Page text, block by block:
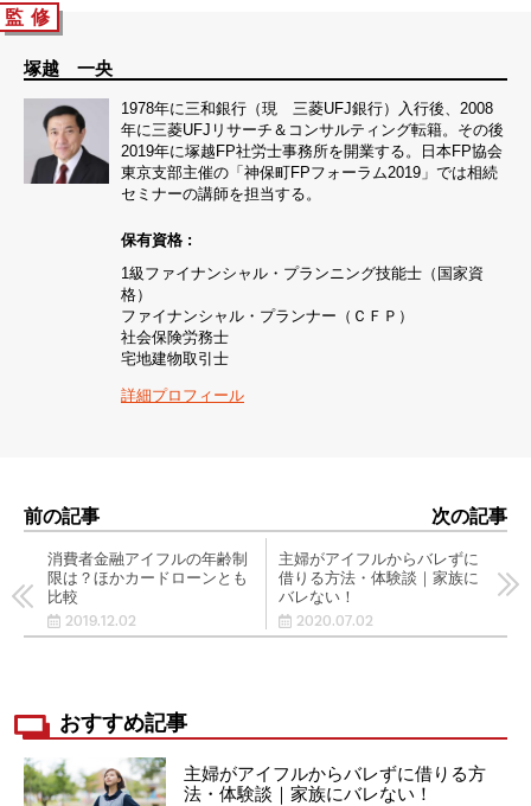
監 修
塚越 一央
1978年に三和銀行（現 三菱UFJ銀行）入行後、2008
年に三菱UFJリサーチ＆コンサルティング転籍。その後
2019年に塚越FP社労士事務所を開業する。日本FP協会
東京支部主催の「神保町FPフォーラム2019」では相続
セミナーの講師を担当する。
保有資格 :
1級ファイナンシャル・プランニング技能士（国家資
格）
ファイナンシャル・プランナー（ＣＦＰ）
社会保険労務士
宅地建物取引士
詳細プロフィール
前の記事 次の記事
消費者金融アイフルの年齢制
限は？ほかカードローンとも
比較
2019.12.02
主婦がアイフルからバレずに
借りる方法・体験談｜家族に
バレない！
2020.07.02
おすすめ記事
主婦がアイフルからバレずに借りる方
法・体験談｜家族にバレない！